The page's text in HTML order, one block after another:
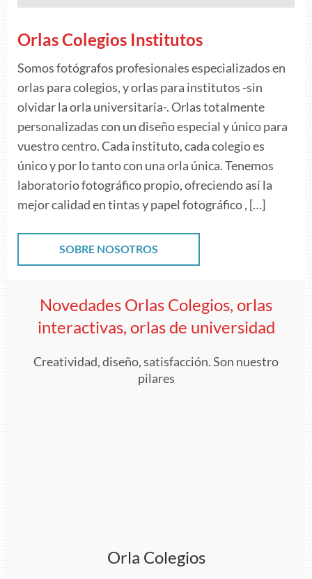
Orlas Colegios Institutos
Somos fotógrafos profesionales especializados en
orlas para colegios, y orlas para institutos -sin
olvidar la orla universitaria-. Orlas totalmente
personalizadas con un diseño especial y único para
vuestro centro. Cada instituto, cada colegio es
único y por lo tanto con una orla única. Tenemos
laboratorio fotográfico propio, ofreciendo así la
mejor calidad en tintas y papel fotográfico , […]
SOBRE NOSOTROS
Novedades Orlas Colegios, orlas
interactivas, orlas de universidad
Creatividad, diseño, satisfacción. Son nuestro
pilares
Orla Colegios